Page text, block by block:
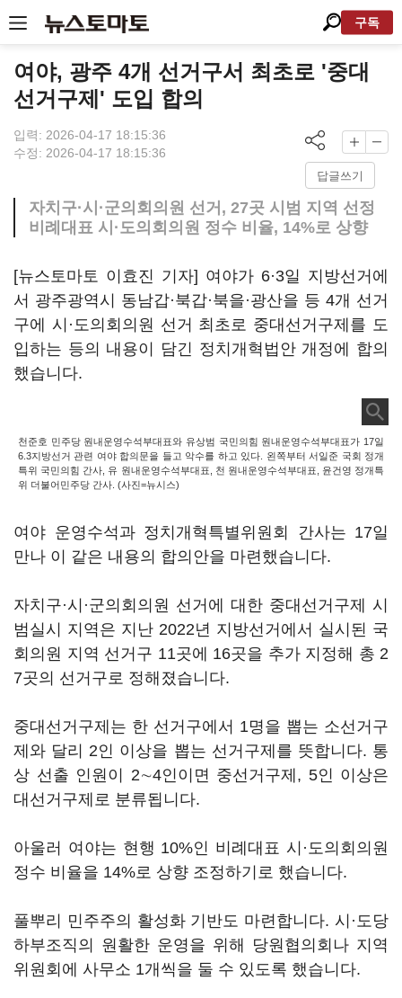
구독
여야, 광주 4개 선거구서 최초로 '중대
선거구제' 도입 합의
입력: 2026-04-17 18:15:36
수정: 2026-04-17 18:15:36
답글쓰기
자치구·시·군의회의원 선거, 27곳 시범 지역 선정
비례대표 시·도의회의원 정수 비율, 14%로 상향
[뉴스토마토 이효진 기자] 여야가 6·3일 지방선거에
서 광주광역시 동남갑·북갑·북을·광산을 등 4개 선거
구에 시·도의회의원 선거 최초로 중대선거구제를 도
입하는 등의 내용이 담긴 정치개혁법안 개정에 합의
했습니다.
천준호 민주당 원내운영수석부대표와 유상범 국민의힘 원내운영수석부대표가 17일
6.3지방선거 관련 여야 합의문을 들고 악수를 하고 있다. 왼쪽부터 서일준 국회 정개
특위 국민의힘 간사, 유 원내운영수석부대표, 천 원내운영수석부대표, 윤건영 정개특
위 더불어민주당 간사. (사진=뉴시스)
여야 운영수석과 정치개혁특별위원회 간사는 17일
만나 이 같은 내용의 합의안을 마련했습니다.
자치구·시·군의회의원 선거에 대한 중대선거구제 시
범실시 지역은 지난 2022년 지방선거에서 실시된 국
회의원 지역 선거구 11곳에 16곳을 추가 지정해 총 2
7곳의 선거구로 정해졌습니다.
중대선거구제는 한 선거구에서 1명을 뽑는 소선거구
제와 달리 2인 이상을 뽑는 선거구제를 뜻합니다. 통
상 선출 인원이 2∼4인이면 중선거구제, 5인 이상은
대선거구제로 분류됩니다.
아울러 여야는 현행 10%인 비례대표 시·도의회의원
정수 비율을 14%로 상향 조정하기로 했습니다.
풀뿌리 민주주의 활성화 기반도 마련합니다. 시·도당
하부조직의 원활한 운영을 위해 당원협의회나 지역
위원회에 사무소 1개씩을 둘 수 있도록 했습니다.